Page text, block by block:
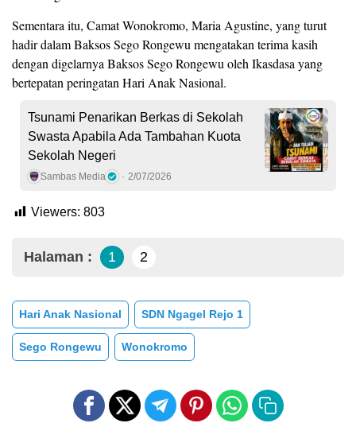
Sementara itu, Camat Wonokromo, Maria Agustine, yang turut
hadir dalam Baksos Sego Rongewu mengatakan terima kasih
dengan digelarnya Baksos Sego Rongewu oleh Ikasdasa yang
bertepatan peringatan Hari Anak Nasional.
Tsunami Penarikan Berkas di Sekolah
Swasta Apabila Ada Tambahan Kuota
Sekolah Negeri
Sambas Media 2/07/2026
Viewers: 803
Halaman : 1 2
Hari Anak Nasional SDN Ngagel Rejo 1
Sego Rongewu Wonokromo